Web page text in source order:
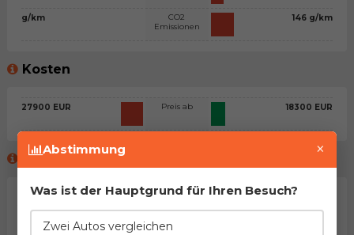
g/km
CO2
Emissionen
146 g/km
Kosten
27900 EUR Preis ab 18300 EUR
Meinung des virtuellen Beraters™
Zwei zweifellos ziemlich ähnliche Autos. Trotzdem haben
Abstimmung ×
Was ist der Hauptgrund für Ihren Besuch?
Zwei Autos vergleichen